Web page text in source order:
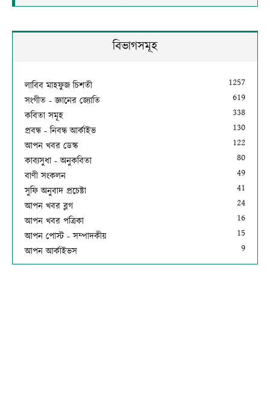
বিভাগসমূহ
লাবিব মাহফুজ চিশতী
1257
সংগীত - জ্ঞানের জ্যোতি
619
কবিতা সমূহ
338
প্রবন্ধ - নিবন্ধ আর্কাইভ
130
আপন খবর ডেস্ক
122
কাব্যসুধা - অনুকবিতা
80
বাণী সংকলন
49
সুফি অনুবাদ প্রচেষ্টা
41
আপন খবর ব্লগ
24
আপন খবর পত্রিকা
16
আপন পোস্ট - সম্পাদকীয়
15
আপন আর্কাইভস
9